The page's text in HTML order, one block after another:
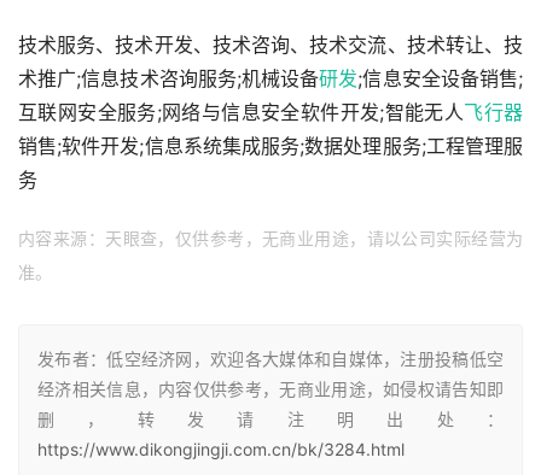
技术服务、技术开发、技术咨询、技术交流、技术转让、技
术推广;信息技术咨询服务;机械设备研发;信息安全设备销售;
互联网安全服务;网络与信息安全软件开发;智能无人飞行器
销售;软件开发;信息系统集成服务;数据处理服务;工程管理服
务
内容来源：天眼查，仅供参考，无商业用途，请以公司实际经营为
准。
发布者：低空经济网，欢迎各大媒体和自媒体，注册投稿低空
经济相关信息，内容仅供参考，无商业用途，如侵权请告知即
删，转发请注明出处：
https://www.dikongjingji.com.cn/bk/3284.html